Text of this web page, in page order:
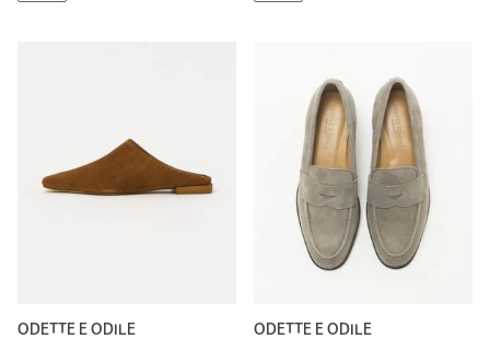
ODETTE E ODILE
ODETTE E ODILE